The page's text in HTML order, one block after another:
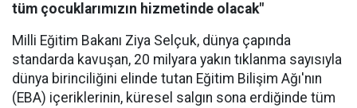
tüm çocuklarımızın hizmetinde olacak"
Milli Eğitim Bakanı Ziya Selçuk, dünya çapında
standarda kavuşan, 20 milyara yakın tıklanma sayısıyla
dünya birinciliğini elinde tutan Eğitim Bilişim Ağı'nın
(EBA) içeriklerinin, küresel salgın sona erdiğinde tüm